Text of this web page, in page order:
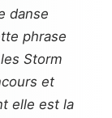
danse
phrase
Storm
et
elle est la